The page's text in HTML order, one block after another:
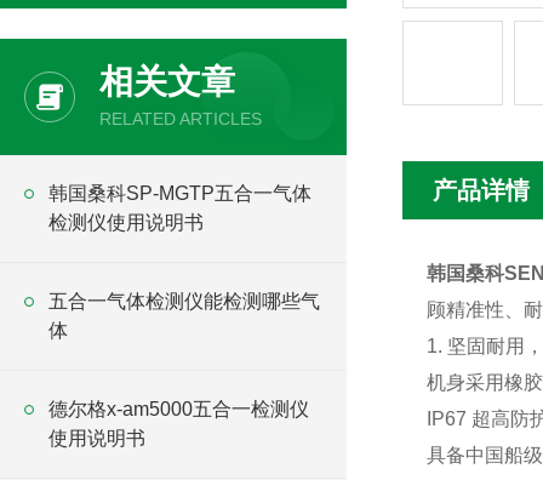
相关文章
RELATED ARTICLES
韩国桑科SP-MGTP五合一气体
检测仪使用说明书
五合一气体检测仪能检测哪些气
体
德尔格x-am5000五合一检测仪
使用说明书
产品详情
韩国桑科
顾精准性、
1. 坚固耐用
机身采用橡
IP67 超高防
具备中国船